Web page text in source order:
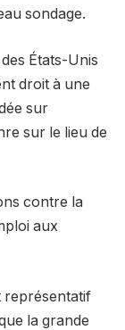
sondage.
États-Unis
droit à une
sur
sur le lieu de
contre la
aux
représentatif
la grande